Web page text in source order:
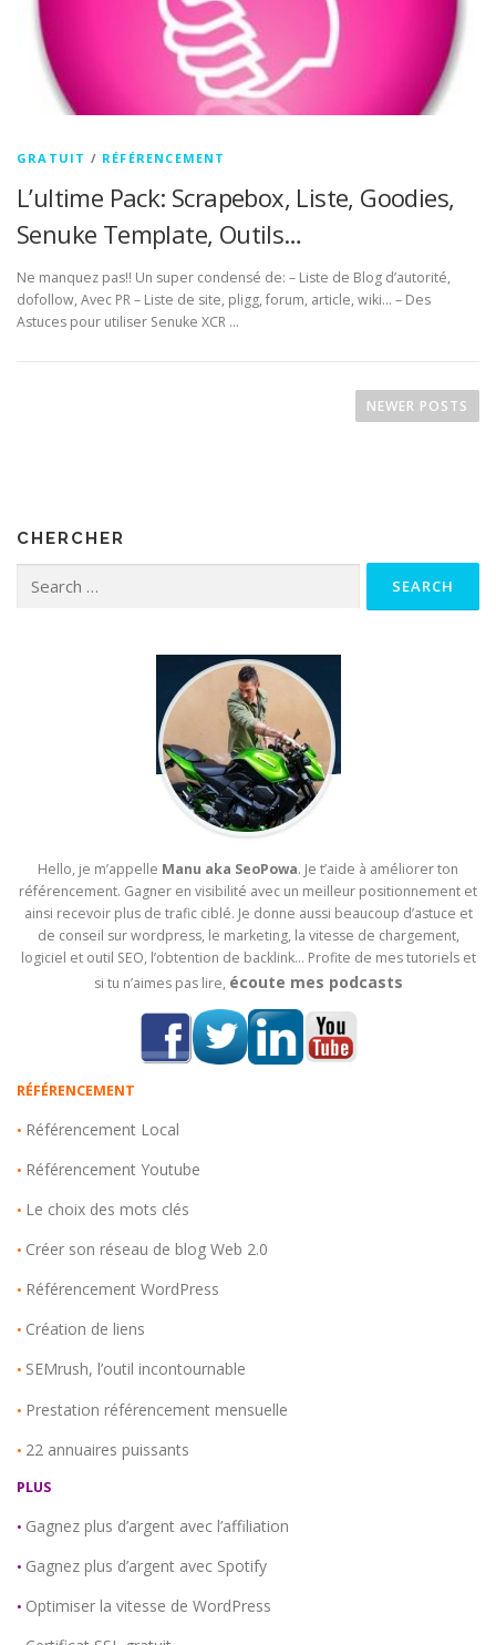
GRATUIT / RÉFÉRENCEMENT
L’ultime Pack: Scrapebox, Liste, Goodies,
Senuke Template, Outils…
Ne manquez pas!! Un super condensé de: – Liste de Blog d’autorité,
dofollow, Avec PR – Liste de site, pligg, forum, article, wiki… – Des
Astuces pour utiliser Senuke XCR …
NEWER POSTS
CHERCHER
Hello, je m’appelle Manu aka SeoPowa. Je t’aide à améliorer ton
référencement. Gagner en visibilité avec un meilleur positionnement et
ainsi recevoir plus de trafic ciblé. Je donne aussi beaucoup d’astuce et
de conseil sur wordpress, le marketing, la vitesse de chargement,
logiciel et outil SEO, l’obtention de backlink… Profite de mes tutoriels et
si tu n’aimes pas lire, écoute mes podcasts
RÉFÉRENCEMENT
• Référencement Local
• Référencement Youtube
• Le choix des mots clés
• Créer son réseau de blog Web 2.0
• Référencement WordPress
• Création de liens
• SEMrush, l’outil incontournable
• Prestation référencement mensuelle
• 22 annuaires puissants
PLUS
• Gagnez plus d’argent avec l’affiliation
• Gagnez plus d’argent avec Spotify
• Optimiser la vitesse de WordPress